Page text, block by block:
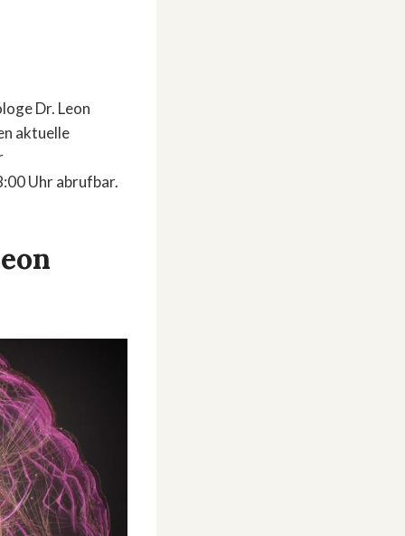
Dr. Leon
aktuelle
Uhr abrufbar.